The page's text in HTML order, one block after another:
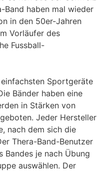
Band haben mal wieder
in den 50er-Jahren
Vorläufer des
Fussball-
Sportgeräte
Bänder haben eine
in Stärken von
Jeder Hersteller
nach dem sich die
Thera-Band-Benutzer
Bandes je nach Übung
auswählen. Der